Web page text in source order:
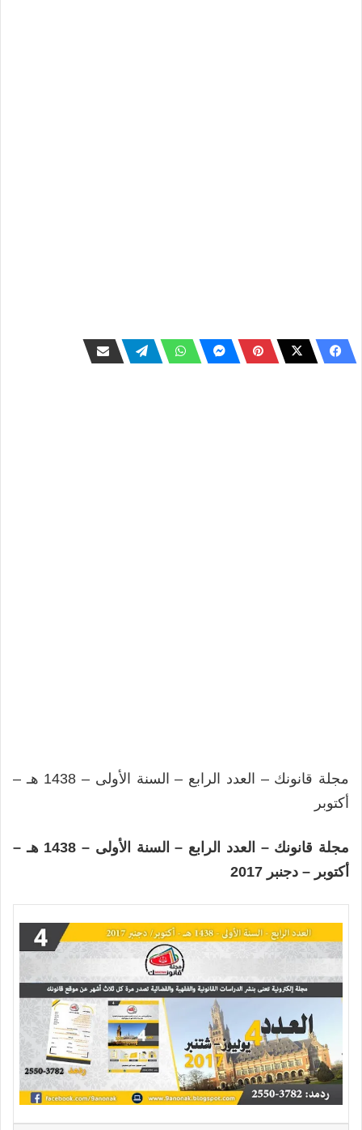
مجلة قانونك – العدد الرابع – السنة الأولى – 1438 هـ –
أكتوبر
مجلة قانونك – العدد الرابع – السنة الأولى – 1438 هـ –
أكتوبر – دجنبر 2017